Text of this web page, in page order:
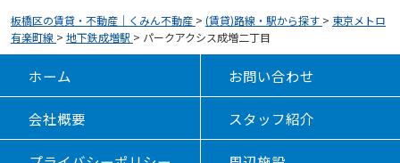
板橋区の賃貸・不動産｜くみん不動産 > (賃貸)路線・駅から探す > 東京メトロ
有楽町線 > 地下鉄成増駅 > パークアクシス成増二丁目
ホーム お問い合わせ
会社概要 スタッフ紹介